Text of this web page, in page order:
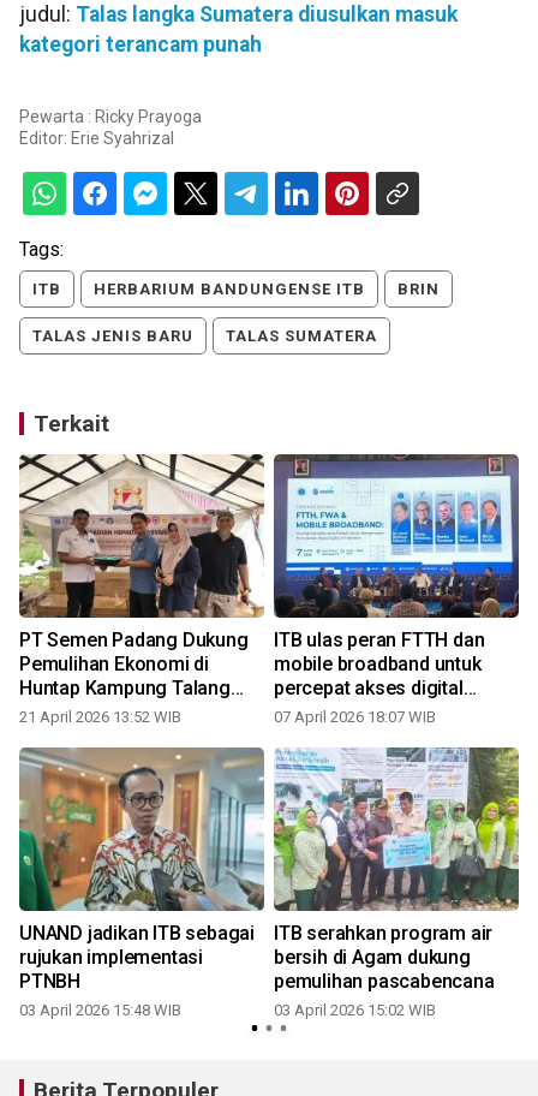
judul: Talas langka Sumatera diusulkan masuk
kategori terancam punah
Pewarta : Ricky Prayoga
Editor: Erie Syahrizal
Tags:
ITB HERBARIUM BANDUNGENSE ITB BRIN
TALAS JENIS BARU TALAS SUMATERA
Terkait
PT Semen Padang Dukung
Pemulihan Ekonomi di
Huntap Kampung Talang
melalui Kolaborasi Program
Unand
21 April 2026 13:52 WIB
ITB ulas peran FTTH dan
mobile broadband untuk
percepat akses digital
Indonesia
07 April 2026 18:07 WIB
UNAND jadikan ITB sebagai
rujukan implementasi
PTNBH
03 April 2026 15:48 WIB
ITB serahkan program air
bersih di Agam dukung
pemulihan pascabencana
03 April 2026 15:02 WIB